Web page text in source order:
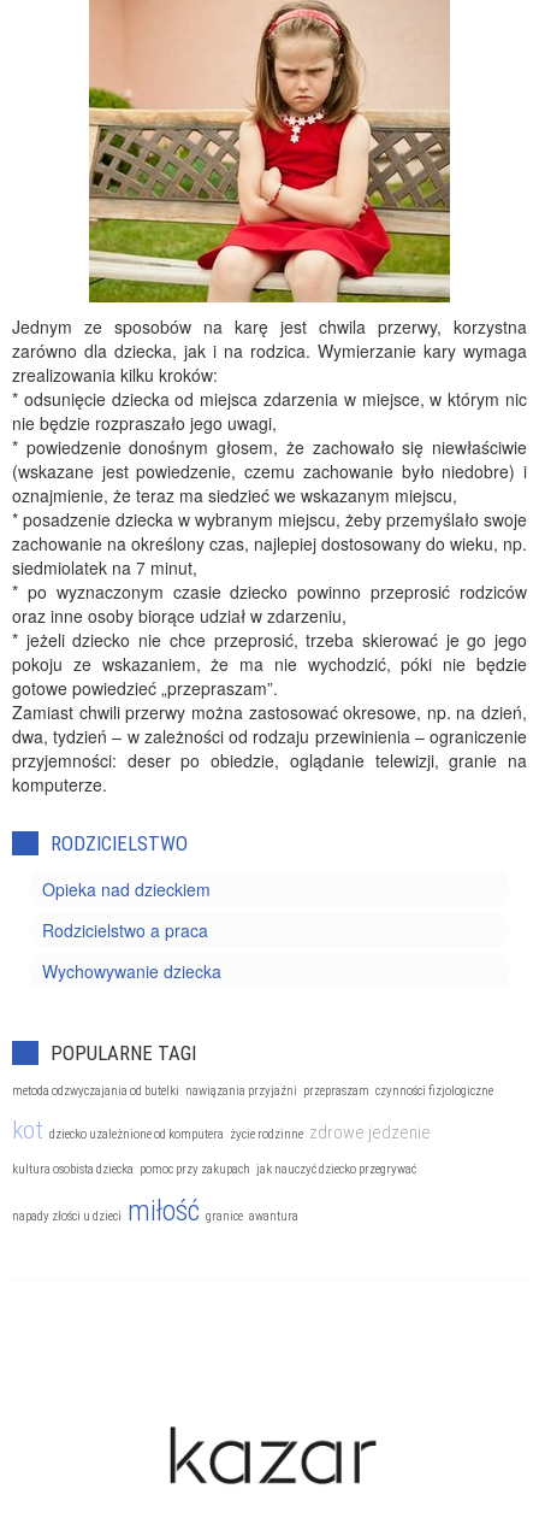
Jednym ze sposobów na karę jest chwila przerwy, korzystna
zarówno dla dziecka, jak i na rodzica. Wymierzanie kary wymaga
zrealizowania kilku kroków:
* odsunięcie dziecka od miejsca zdarzenia w miejsce, w którym nic
nie będzie rozpraszało jego uwagi,
* powiedzenie donośnym głosem, że zachowało się niewłaściwie
(wskazane jest powiedzenie, czemu zachowanie było niedobre) i
oznajmienie, że teraz ma siedzieć we wskazanym miejscu,
* posadzenie dziecka w wybranym miejscu, żeby przemyślało swoje
zachowanie na określony czas, najlepiej dostosowany do wieku, np.
siedmiolatek na 7 minut,
* po wyznaczonym czasie dziecko powinno przeprosić rodziców
oraz inne osoby biorące udział w zdarzeniu,
* jeżeli dziecko nie chce przeprosić, trzeba skierować je go jego
pokoju ze wskazaniem, że ma nie wychodzić, póki nie będzie
gotowe powiedzieć „przepraszam”.
Zamiast chwili przerwy można zastosować okresowe, np. na dzień,
dwa, tydzień – w zależności od rodzaju przewinienia – ograniczenie
przyjemności: deser po obiedzie, oglądanie telewizji, granie na
komputerze.
RODZICIELSTWO
Opieka nad dzieckiem
Rodzicielstwo a praca
Wychowywanie dziecka
POPULARNE TAGI
metoda odzwyczajania od butelki nawiązania przyjaźni przepraszam czynności fizjologiczne
kot dziecko uzależnione od komputera życie rodzinne zdrowe jedzenie
kultura osobista dziecka pomoc przy zakupach jak nauczyć dziecko przegrywać
napady złości u dzieci miłość granice awantura